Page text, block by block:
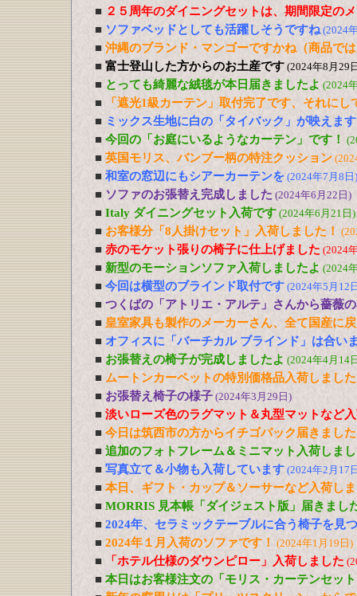
■ ２５周年のダイニングセットは、期間限定の
■ ソファベッドとしても活躍しそうですね(2024
■ 沖縄のブランド・マンゴーですかね（商品で
■ 富士登山した方からのお土産です (2024年8月29
■ とっても綺麗な絨毯が本日届きましたよ (2024
■
「遮光1級カーテン」取付完了です、それに
■ ミックス生地に白の「タイバック」が映えま
■ 今回の「お庭にいるようなカーテン」です！
■ 英国モリス、バンブー柄の特注クッション
■ 和室の窓辺にもシアーカーテンを (2024年7月8日)
■ ソファのお張替え完成しました (2024年6月22日)
■ Italy ダイニングセット入荷です (2024年6月21日)
■ お客様分「8人掛けセット」入荷しました！
■ 赤のモケット張りの椅子に仕上げました (2024
■ 新型のモーションソファ入荷しましたよ (2024
■ 今回は横型のブラインド取付です (2024年5月12
■ つくばの「アトリエ・アルテ」さんから薔薇
■ 皇室家具も製作のメーカーさん、全て国産に
■ オフィスに「バーチカル ブラインド」は合い
■ お張替えの椅子が完成しましたよ (2024年4月14
■ ムートンカーペットの特別価格品入荷しました
■ お張替え椅子の様子 (2024年3月29日)
■ 淡いローズ色のラグマット＆丸型マットなど
■ 今日は筑西市の方からイチゴパック届きました
■ 追加のフォトフレーム＆ミニマット入荷しま
■ 写真立て＆小物も入荷しています (2024年2月17
■ 本日、ギフト・カップ＆ソーサーなど入荷し
■ MORRIS 見本帳「ダイジェスト版」届きまし
■ 2024年、セラミックテーブルに合う椅子を見
■ 2024年１月入荷のソファです！ (2024年1月19日)
■ 「ホテル仕様のダウンピロー」入荷しました
■ 本日はお客様注文の「モリス・カーテンセッ